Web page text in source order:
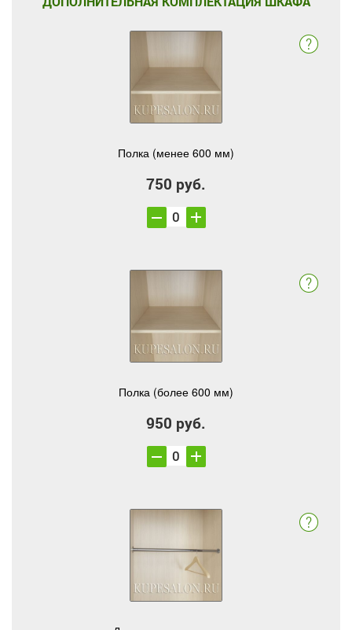
Полка (менее 600 мм)
750 руб.
Полка (более 600 мм)
950 руб.